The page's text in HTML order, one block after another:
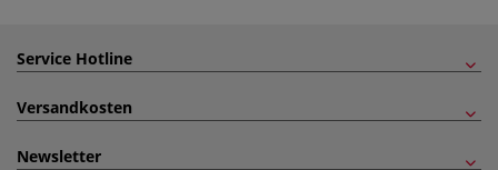
Service Hotline
Versandkosten
Newsletter